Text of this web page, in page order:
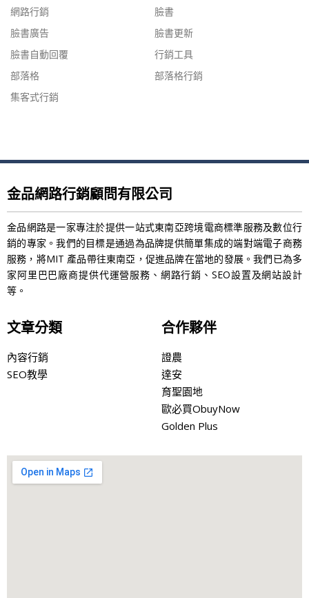
網路行銷
臉書
臉書廣告
臉書更新
臉書自動回覆
行銷工具
部落格
部落格行銷
集客式行銷
金品網路行銷顧問有限公司
金品網路是一家專注於提供一站式東南亞跨境電商標準服務及數位行
銷的專家。我們的目標是通過為品牌提供簡單集成的端對端電子商務
服務，將MIT 產品帶往東南亞，促進品牌在當地的發展。我們已為多
家阿里巴巴廠商提供代運營服務、網路行銷、SEO設置及網站設計
等。
文章分類
內容行銷
SEO教學
合作夥伴
證農
達安
育聖園地
歐必買ObuyNow
Golden Plus